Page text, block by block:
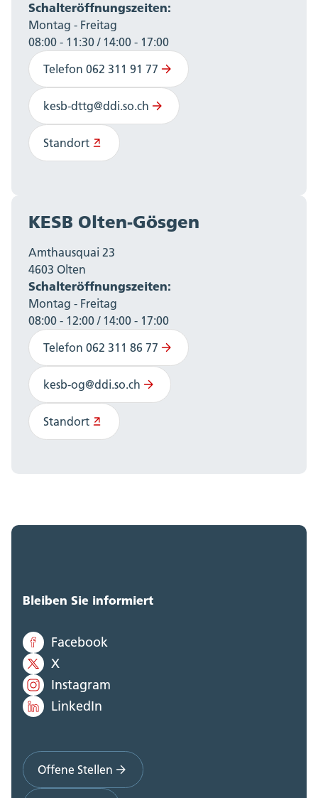
Schalteröffnungszeiten:
Montag - Freitag
08:00 - 11:30 / 14:00 - 17:00
Telefon 062 311 91 77
kesb-dttg@ddi.so.ch
Standort
KESB Olten-Gösgen
Amthausquai 23
4603 Olten
Schalteröffnungszeiten:
Montag - Freitag
08:00 - 12:00 / 14:00 - 17:00
Telefon 062 311 86 77
kesb-og@ddi.so.ch
Standort
Bleiben Sie informiert
Facebook
X
Instagram
LinkedIn
Offene Stellen